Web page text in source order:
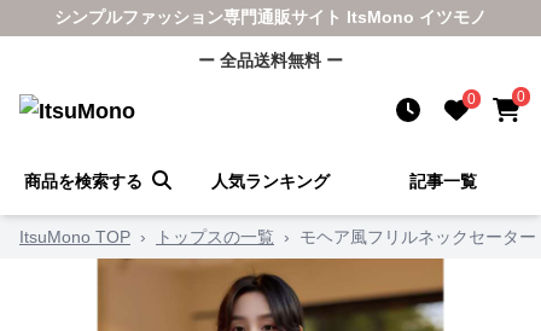
シンプルファッション専門通販サイト ItsMono イツモノ
ー 全品送料無料 ー
0 0
商品を検索する 人気ランキング 記事一覧
ItsuMono TOP › トップスの一覧 › モヘア風フリルネックセータ